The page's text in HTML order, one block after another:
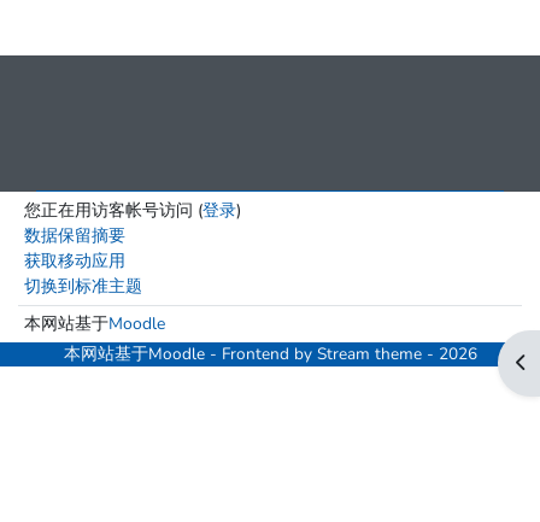
打
您正在用访客帐号访问 (登录)
‎数据保留摘要‎
获取移动应用
切换到标准主题
本网站基于Moodle
本网站基于Moodle- Frontend by Stream theme - 2026